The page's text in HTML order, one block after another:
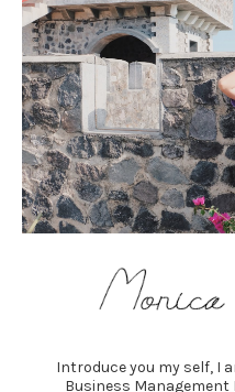
Introduce you my self, I
Business Management